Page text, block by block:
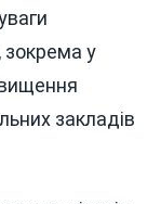
зокрема у
закладів